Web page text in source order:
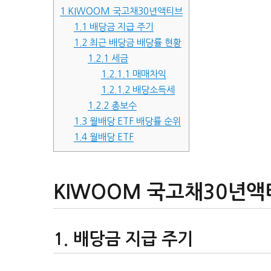
1
KIWOOM 국고채30년액티브
1.1 배당금 지급 주기
1.2 최근 배당금 배당률 현황
1.2.1 세금
1.2.1.1 매매차익
1.2.1.2 배당소득세
1.2.2 총보수
1.3 월배당 ETF 배당률 순위
1.4월배당 ETF
KIWOOM 국고채30년액
배당금 지급 주기